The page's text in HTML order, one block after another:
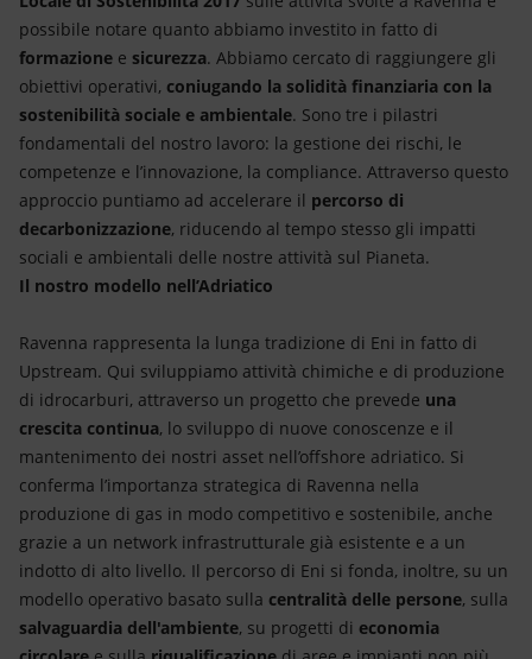
possibile notare quanto abbiamo investito in fatto di
formazione e sicurezza. Abbiamo cercato di raggiungere gli
obiettivi operativi, coniugando la solidità finanziaria con la
sostenibilità sociale e ambientale. Sono tre i pilastri
fondamentali del nostro lavoro: la gestione dei rischi, le
competenze e l’innovazione, la compliance. Attraverso questo
approccio puntiamo ad accelerare il percorso di
decarbonizzazione, riducendo al tempo stesso gli impatti
sociali e ambientali delle nostre attività sul Pianeta.
Il nostro modello nell’Adriatico
Ravenna rappresenta la lunga tradizione di Eni in fatto di
Upstream. Qui sviluppiamo attività chimiche e di produzione
di idrocarburi, attraverso un progetto che prevede una
crescita continua, lo sviluppo di nuove conoscenze e il
mantenimento dei nostri asset nell’offshore adriatico. Si
conferma l’importanza strategica di Ravenna nella
produzione di gas in modo competitivo e sostenibile, anche
grazie a un network infrastrutturale già esistente e a un
indotto di alto livello. Il percorso di Eni si fonda, inoltre, su un
modello operativo basato sulla centralità delle persone, sulla
salvaguardia dell'ambiente, su progetti di economia